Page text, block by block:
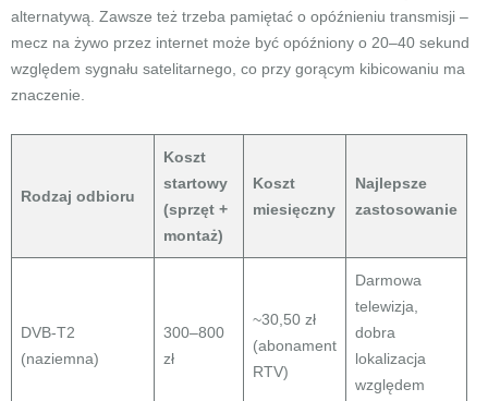
alternatywą. Zawsze też trzeba pamiętać o opóźnieniu transmisji –
mecz na żywo przez internet może być opóźniony o 20–40 sekund
względem sygnału satelitarnego, co przy gorącym kibicowaniu ma
znaczenie.
Rodzaj odbioru
Koszt
startowy
(sprzęt +
montaż)
Koszt
miesięczny
Najlepsze
zastosowanie
DVB-T2
(naziemna)
300–800
zł
~30,50 zł
(abonament
RTV)
Darmowa
telewizja,
dobra
lokalizacja
względem